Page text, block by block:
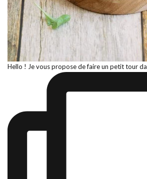
Hello ! Je vous propose de faire un petit tour da